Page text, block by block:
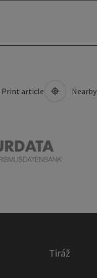
Print article Nearby
Tiráž